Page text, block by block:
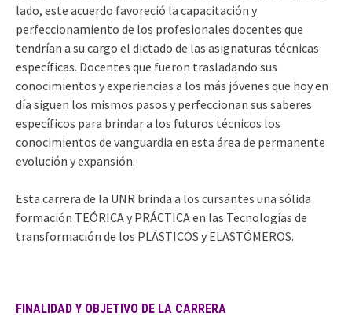
lado, este acuerdo favoreció la capacitación y
perfeccionamiento de los profesionales docentes que
tendrían a su cargo el dictado de las asignaturas técnicas
específicas. Docentes que fueron trasladando sus
conocimientos y experiencias a los más jóvenes que hoy en
día siguen los mismos pasos y perfeccionan sus saberes
específicos para brindar a los futuros técnicos los
conocimientos de vanguardia en esta área de permanente
evolución y expansión.
Esta carrera de la UNR brinda a los cursantes una sólida
formación TEÓRICA y PRÁCTICA en las Tecnologías de
transformación de los PLÁSTICOS y ELASTÓMEROS.
FINALIDAD Y OBJETIVO DE LA CARRERA